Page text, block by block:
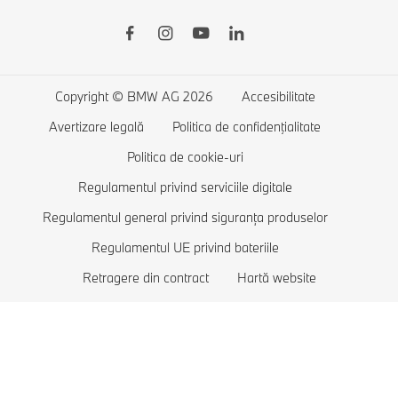
Comparație automobile
Solicită un test drive
Lista de favorite
BMW Seria 2
BMW Luxury
BMW Protection
Autonomie automobile electrice
Costuri automobile electrice
Automobile Plug-in-hybrid
Copyright © BMW AG 2026
Accesibilitate
Avertizare legală
Politica de confidenţialitate
Politica de cookie-uri
Regulamentul privind serviciile digitale
Regulamentul general privind siguranța produselor
Regulamentul UE privind bateriile
Retragere din contract
Hartă website